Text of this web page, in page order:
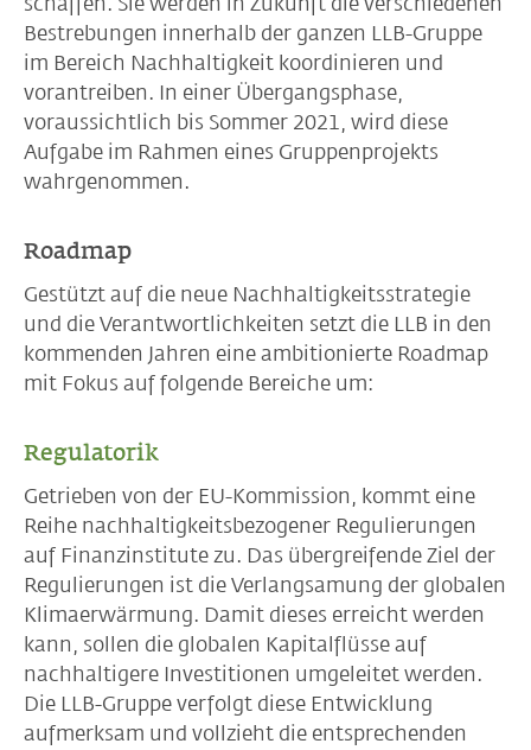
Bestrebungen innerhalb der ganzen LLB-Gruppe
im Bereich Nachhaltigkeit koordinieren und
vorantreiben. In einer Übergangsphase,
voraussichtlich bis Sommer 2021, wird diese
Aufgabe im Rahmen eines Gruppenprojekts
wahrgenommen.
Roadmap
Gestützt auf die neue Nachhaltigkeitsstrategie
und die Verantwortlichkeiten setzt die LLB in den
kommenden Jahren eine ambitionierte Roadmap
mit Fokus auf folgende Bereiche um:
Regulatorik
Getrieben von der EU-Kommission, kommt eine
Reihe nachhaltigkeitsbezogener Regulierungen
auf Finanzinstitute zu. Das übergreifende Ziel der
Regulierungen ist die Verlangsamung der globalen
Klimaerwärmung. Damit dieses erreicht werden
kann, sollen die globalen Kapitalflüsse auf
nachhaltigere Investitionen umgeleitet werden.
Die LLB-Gruppe verfolgt diese Entwicklung
aufmerksam und vollzieht die entsprechenden